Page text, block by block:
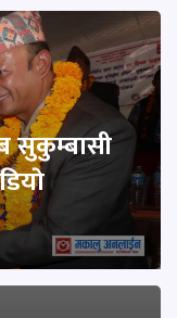
सुकुम्बासी